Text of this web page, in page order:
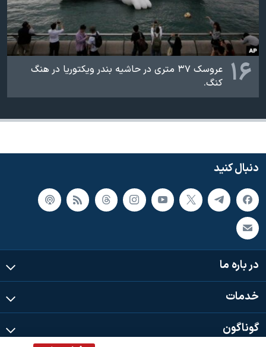
۱۶
عروسک ۳۷ متری در حاشیه بندر ویکتوریا در هنگ
کنگ.
دنبال کنید
در باره ما
خدمات
گوناگون